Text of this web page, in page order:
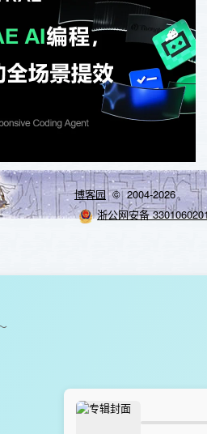
博客园© 2004-2026
浙公网安备